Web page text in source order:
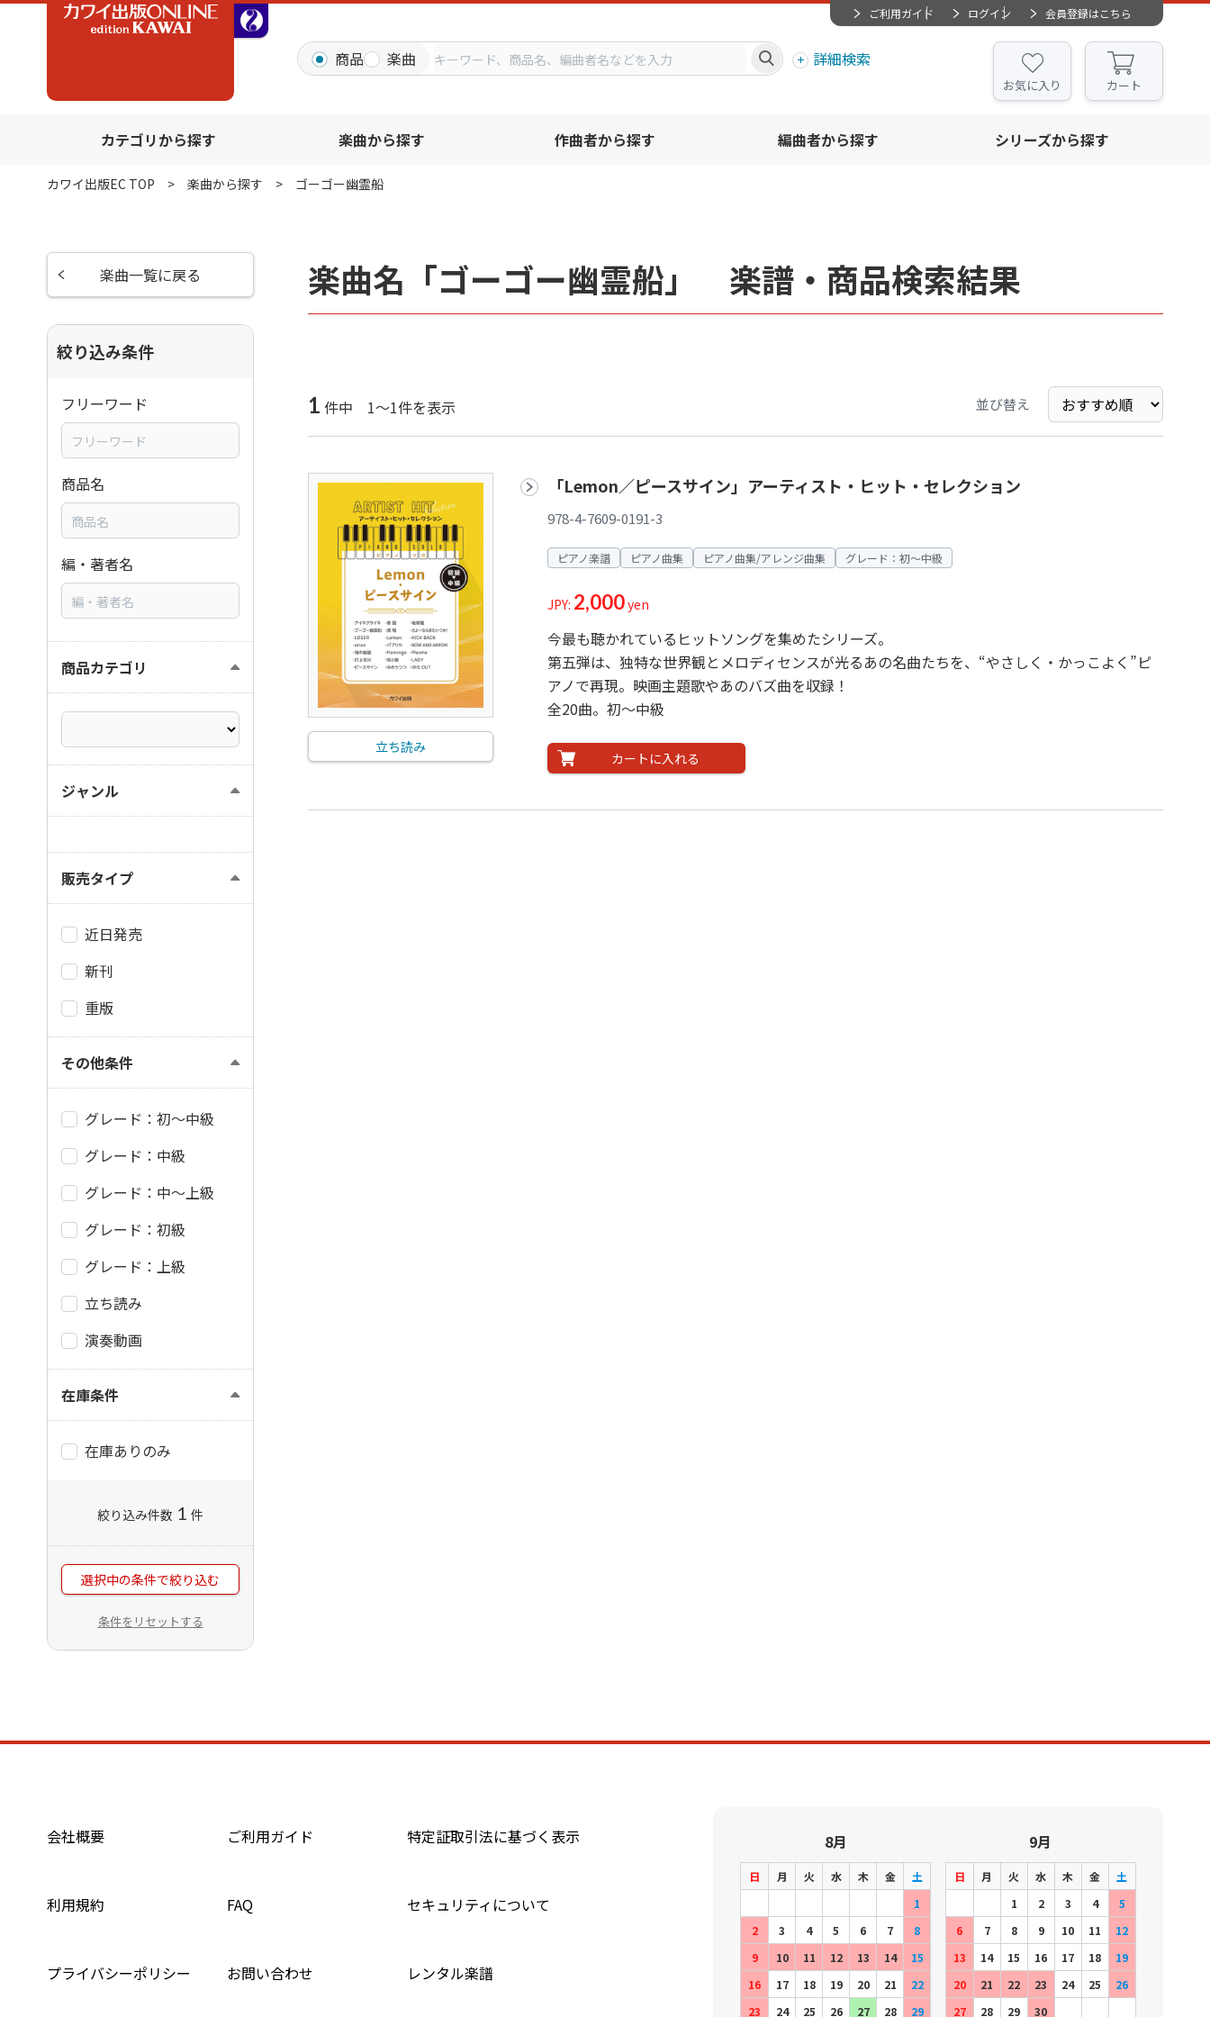
ご利用ガイド ログイン 会員登録はこちら
商品 楽曲 詳細検索
お気に入り カート
カテゴリから探す 楽曲から探す 作曲者から探す 編曲者から探す シリーズから探す
カワイ出版EC TOP 楽曲から探す ゴーゴー幽霊船
楽曲名「ゴーゴー幽霊船」 楽譜・商品検索結果
1 件中 1～1件を表示 並び替え
立ち読み
「Lemon／ピースサイン」アーティスト・ヒット・セレクション
978-4-7609-0191-3
ピアノ楽譜 ピアノ曲集 ピアノ曲集/アレンジ曲集 グレード：初～中級
JPY: 2,000yen
今最も聴かれているヒットソングを集めたシリーズ。
第五弾は、独特な世界観とメロディセンスが光るあの名曲たちを、“やさしく・かっこよく”ピ
アノで再現。映画主題歌やあのバズ曲を収録！
全20曲。初～中級
カートに入れる
楽曲一覧に戻る
絞り込み条件
フリーワード
商品名
編・著者名
商品カテゴリ
ジャンル
販売タイプ
近日発売
新刊
重版
その他条件
グレード：初～中級
グレード：中級
グレード：中～上級
グレード：初級
グレード：上級
立ち読み
演奏動画
在庫条件
在庫ありのみ
絞り込み件数 1 件
選択中の条件で絞り込む
条件をリセットする
会社概要 ご利用ガイド 特定証取引法に基づく表示
利用規約 FAQ セキュリティについて
プライバシーポリシー お問い合わせ レンタル楽譜
8月
日 月 火 水 木 金
土
1
2
3 4 5 6 7
8
9
10 11 12 13 14
15
16
17 18 19 20 21
22
23
24 25 26 27 28 29
9月
日 月 火 水 木 金
土
1
2 3 4
5
6
7 8 9 10 11
12
13
14 15 16 17 18
19
20
21 22 23 24 25
26
27
28 29 30